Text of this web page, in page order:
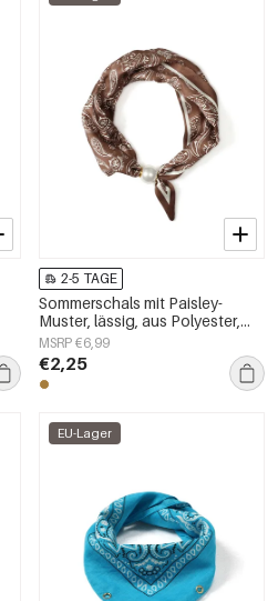
2-5 TAGE
Sommerschals mit Paisley-
Muster, lässig, aus Polyester,
Accessoires für jeden Tag
MSRP €6,99
€2,25
EU-Lager